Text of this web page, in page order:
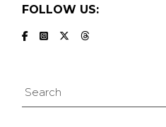
FOLLOW US:
Search